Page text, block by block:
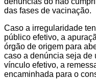
das fases de vacinação.
Caso a irregularidade
público efetivo, a
órgão de origem para
caso a denúncia seja de
vínculo efetivo, a
encaminhada para o